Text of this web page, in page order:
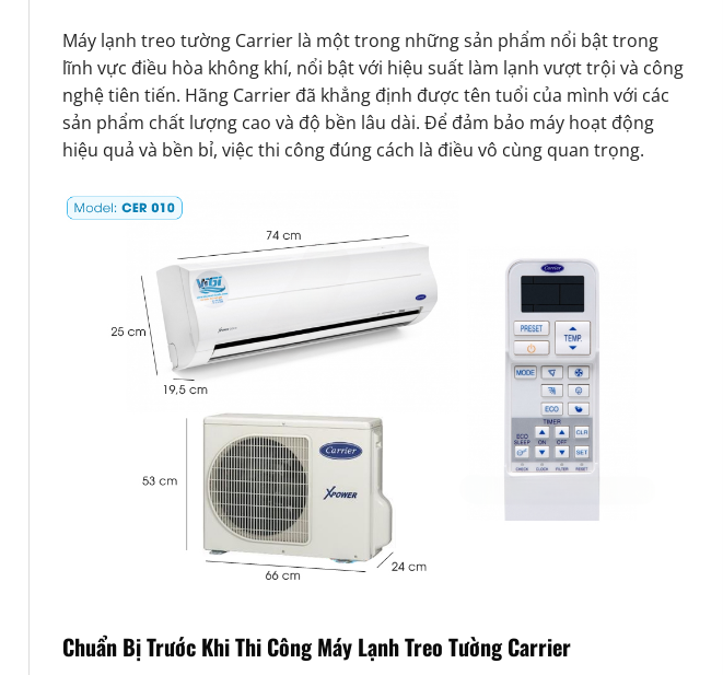
Máy lạnh treo tường Carrier là một trong những sản phẩm nổi bật trong
lĩnh vực điều hòa không khí, nổi bật với hiệu suất làm lạnh vượt trội và công
nghệ tiên tiến. Hãng Carrier đã khẳng định được tên tuổi của mình với các
sản phẩm chất lượng cao và độ bền lâu dài. Để đảm bảo máy hoạt động
hiệu quả và bền bỉ, việc thi công đúng cách là điều vô cùng quan trọng.
Chuẩn Bị Trước Khi Thi Công Máy Lạnh Treo Tường Carrier